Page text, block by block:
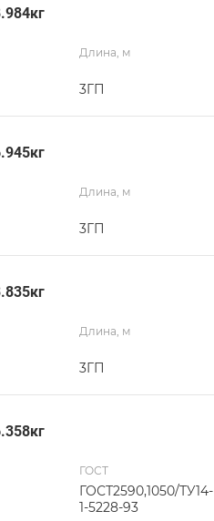
Длина, м
3ГП
Длина, м
3ГП
Длина, м
3ГП
ГОСТ
ГОСТ2590,1050/ТУ14-
1-5228-93